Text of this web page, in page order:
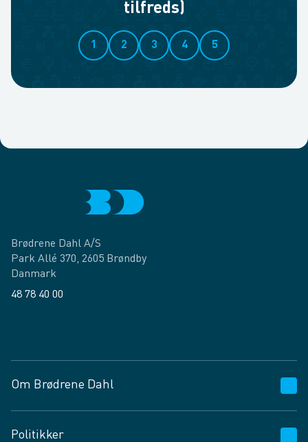
tilfreds)
1 2 3 4 5
Brødrene Dahl A/S
Park Allé 370, 2605 Brøndby
Danmark
48 78 40 00
Om Brødrene Dahl
Politikker